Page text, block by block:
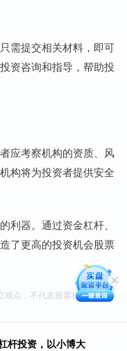
需提交相关材料，即可
资咨询和指导，帮助投
应考察机构的资质、风
构将为投资者提供安全
利器。通过资金杠杆、
了更高的投资机会股票
观点，不代表股票杠杆网观点
杆投资，以小博大